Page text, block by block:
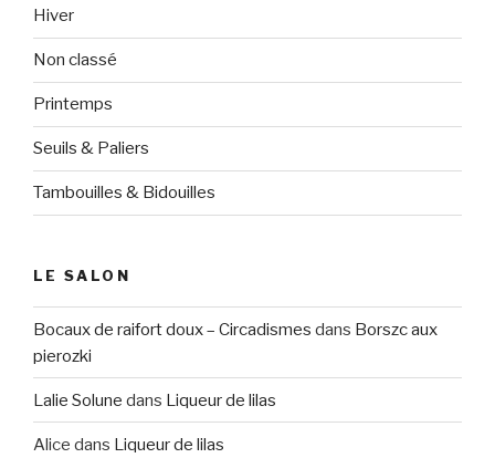
Hiver
Non classé
Printemps
Seuils & Paliers
Tambouilles & Bidouilles
LE SALON
Bocaux de raifort doux – Circadismes dans Borszc aux
pierozki
Lalie Solune dans Liqueur de lilas
Alice dans Liqueur de lilas